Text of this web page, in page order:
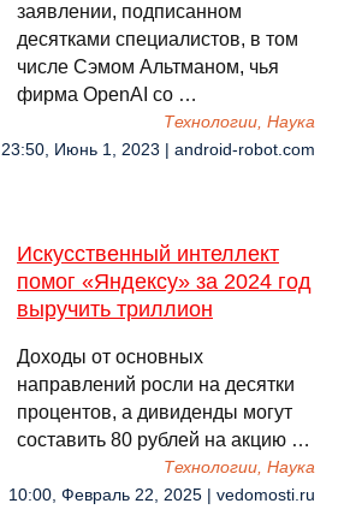
заявлении, подписанном
десятками специалистов, в том
числе Сэмом Альтманом, чья
фирма OpenAI со …
Технологии, Наука
23:50, Июнь 1, 2023 | android-robot.com
Искусственный интеллект
помог «Яндексу» за 2024 год
выручить триллион
Доходы от основных
направлений росли на десятки
процентов, а дивиденды могут
составить 80 рублей на акцию …
Технологии, Наука
10:00, Февраль 22, 2025 | vedomosti.ru